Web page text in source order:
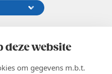
deze website
om gegevens m.b.t.